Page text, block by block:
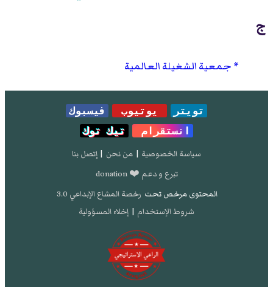
ج
جمعية الشغيلة العالمية
تويتر يوتيوب
فيسبوك
انستقرام
تيك توك
سياسة الخصوصية | من نحن | إتصل بنا
تبرع و دعم ❤️ donation
المحتوى مرخص تحت رخصة المشاع الإبداعي 3.0
شروط الإستخدام | إخلاء المسؤولية